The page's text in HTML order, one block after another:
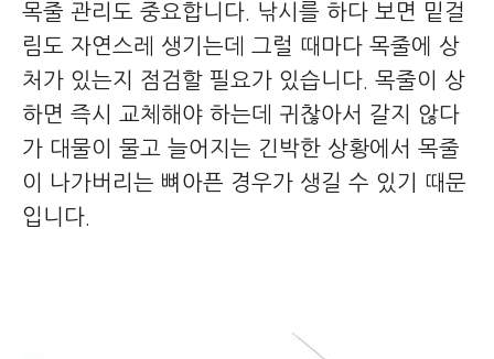
목줄 관리도 중요합니다. 낚시를 하다 보면 밑걸
림도 자연스레 생기는데 그럴 때마다 목줄에 상
처가 있는지 점검할 필요가 있습니다. 목줄이 상
하면 즉시 교체해야 하는데 귀찮아서 갈지 않다
가 대물이 물고 늘어지는 긴박한 상황에서 목줄
이 나가버리는 뼈아픈 경우가 생길 수 있기 때문
입니다.